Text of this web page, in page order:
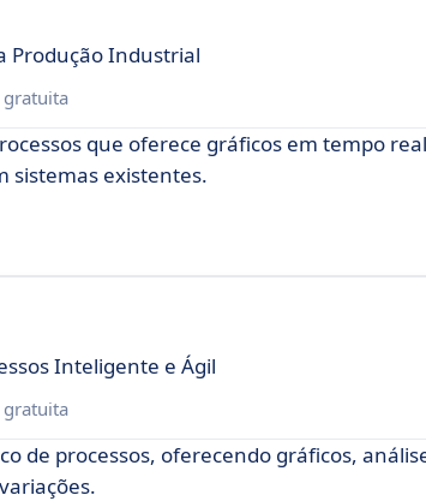
Produção Industrial
gratuita
que oferece gráficos em tempo
sistemas existentes.
Inteligente e Ágil
gratuita
de processos, oferecendo gráficos,